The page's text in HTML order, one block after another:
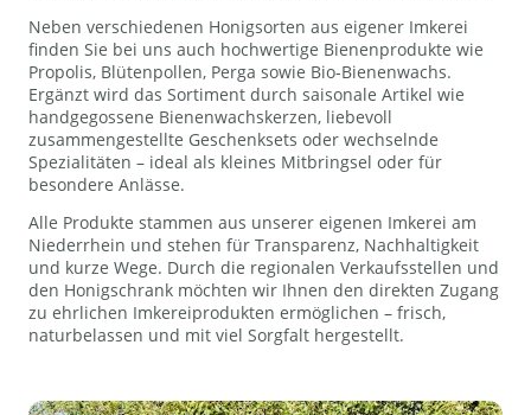
Neben verschiedenen Honigsorten aus eigener Imkerei
finden Sie bei uns auch hochwertige Bienenprodukte wie
Propolis, Blütenpollen, Perga sowie Bio-Bienenwachs.
Ergänzt wird das Sortiment durch saisonale Artikel wie
handgegossene Bienenwachskerzen, liebevoll
zusammengestellte Geschenksets oder wechselnde
Spezialitäten – ideal als kleines Mitbringsel oder für
besondere Anlässe.
Alle Produkte stammen aus unserer eigenen Imkerei am
Niederrhein und stehen für Transparenz, Nachhaltigkeit
und kurze Wege. Durch die regionalen Verkaufsstellen und
den Honigschrank möchten wir Ihnen den direkten Zugang
zu ehrlichen Imkereiprodukten ermöglichen – frisch,
naturbelassen und mit viel Sorgfalt hergestellt.